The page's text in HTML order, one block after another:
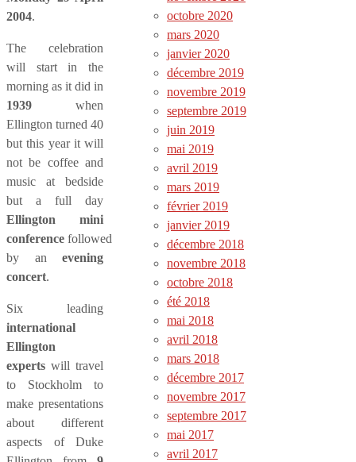
2004.
The celebration
will start in the
morning as it did in
1939 when
Ellington turned 40
but this year it will
not be coffee and
music at bedside
but a full day
Ellington mini
conference followed
by an evening
concert.
Six leading
international
Ellington
experts will travel
to Stockholm to
make presentations
about different
aspects of Duke
octobre 2020
mars 2020
janvier 2020
décembre 2019
novembre 2019
septembre 2019
juin 2019
mai 2019
avril 2019
mars 2019
février 2019
janvier 2019
décembre 2018
novembre 2018
octobre 2018
été 2018
mai 2018
avril 2018
mars 2018
décembre 2017
novembre 2017
septembre 2017
mai 2017
avril 2017